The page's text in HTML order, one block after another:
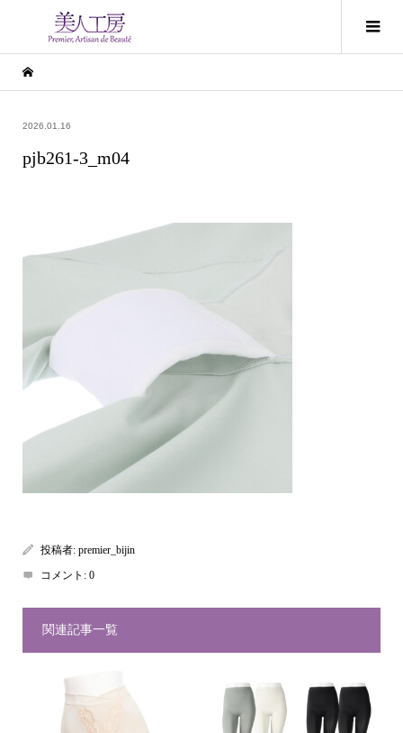
2026.01.16
pjb261-3_m04
投稿者: premier_bijin
コメント: 0
関連記事一覧